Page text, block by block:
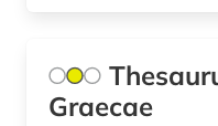
Graecae